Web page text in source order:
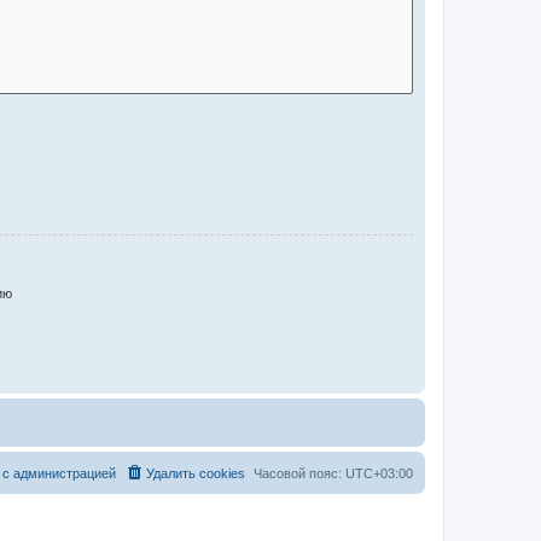
Часовой пояс: UTC+03:00
Удалить cookies
администрацией